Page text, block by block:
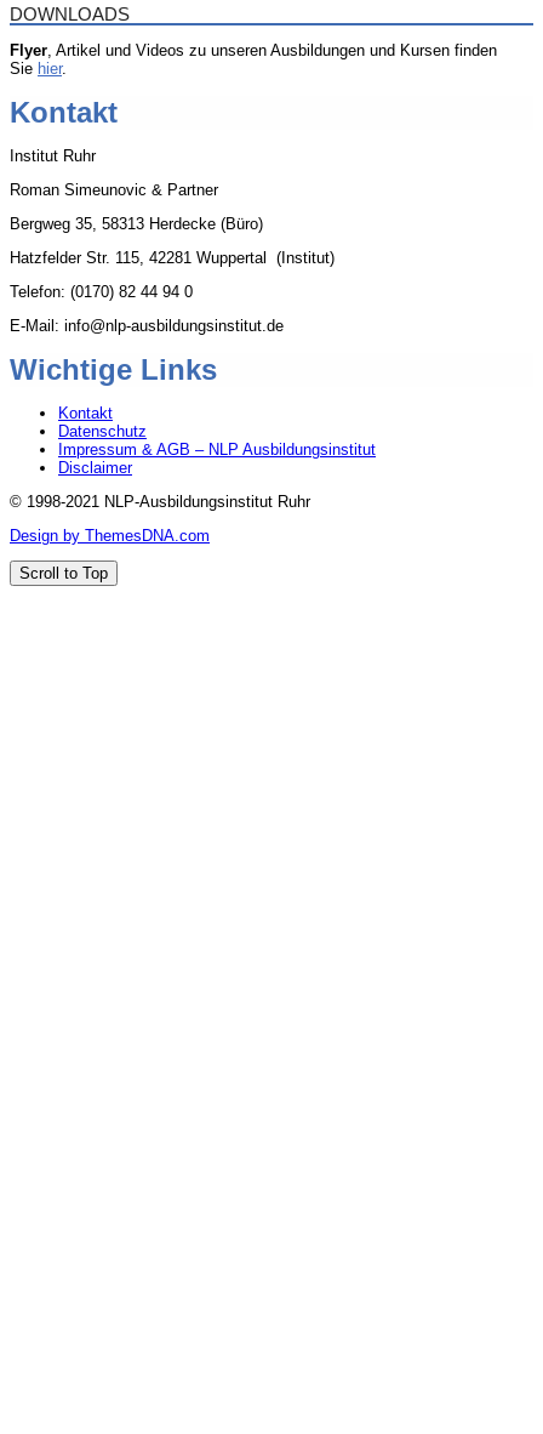
DOWNLOADS
Flyer, Artikel und Videos zu unseren Ausbildungen und Kursen finden
Sie hier.
Kontakt
Institut Ruhr
Roman Simeunovic & Partner
Bergweg 35, 58313 Herdecke (Büro)
Hatzfelder Str. 115, 42281 Wuppertal (Institut)
Telefon: (0170) 82 44 94 0
E-Mail: info@nlp-ausbildungsinstitut.de
Wichtige Links
Kontakt
Datenschutz
Impressum & AGB – NLP Ausbildungsinstitut
Disclaimer
© 1998-2021 NLP-Ausbildungsinstitut Ruhr
Design by ThemesDNA.com
Scroll to Top